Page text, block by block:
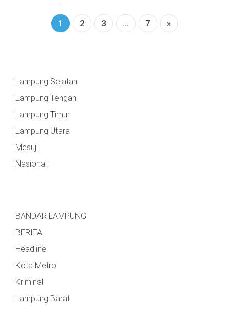
UTARA
MESUJI
PESISIR
BARAT
BAWANG
WAYKANAN
DPRD
LAMBAR
LAMTIM
LAMPUNG
MESUJI
DPRD
PESISIR
DPRD
TULANG
BAWANG
1 2 3 ... 7 »
Lampung Selatan
Lampung Tengah
Lampung Timur
Lampung Utara
Mesuji
Nasional
BANDAR LAMPUNG
BERITA
Headline
Kota Metro
Kriminal
Lampung Barat